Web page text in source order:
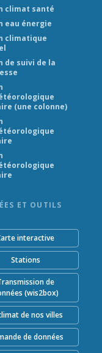
climat santé
eau énergie
climatique
de suivi de la
(une colonne)
ET OUTILS
interactive
Stations
de
(wis2box)
de nos villes
de données